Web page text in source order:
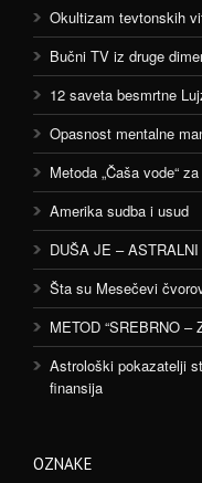
Okultizam tevtonskih
Bučni TV iz druge
12 saveta besmrtne
Opasnost mentalne
Metoda „Čaša vode“
Amerika sudba i usud
DUŠA JE –
Šta su Mesečevi
METOD “SREBRNO –
Astrološki pokazatelji
finansija
OZNAKE